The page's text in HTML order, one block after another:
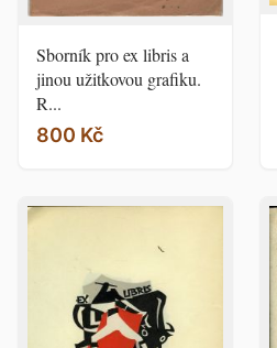
Sborník pro ex libris a
jinou užitkovou grafiku.
R...
800 Kč